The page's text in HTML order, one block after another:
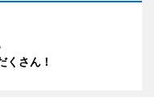
くさん！